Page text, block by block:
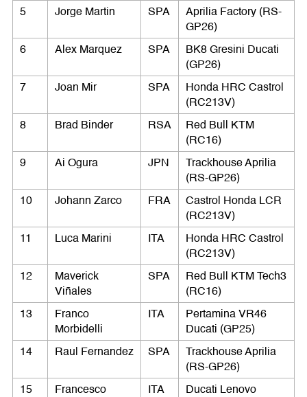
5 Jorge Martin SPA
Aprilia Factory (RS-
GP26)
6
Alex Marquez SPA
BK8 Gresini Ducati
(GP26)
7
Joan Mir SPA
Honda HRC Castrol
(RC213V)
8
Brad Binder RSA
Red Bull KTM
(RC16)
9
Ai Ogura JPN
Trackhouse Aprilia
(RS-GP26)
10
Johann Zarco FRA
Castrol Honda LCR
(RC213V)
11
Luca Marini ITA
Honda HRC Castrol
(RC213V)
12
Maverick
Viñales
SPA
Red Bull KTM Tech3
(RC16)
13
Franco
Morbidelli
ITA
Pertamina VR46
Ducati (GP25)
14
Raul Fernandez SPA
Trackhouse Aprilia
(RS-GP26)
15
Francesco
ITA
Ducati Lenovo